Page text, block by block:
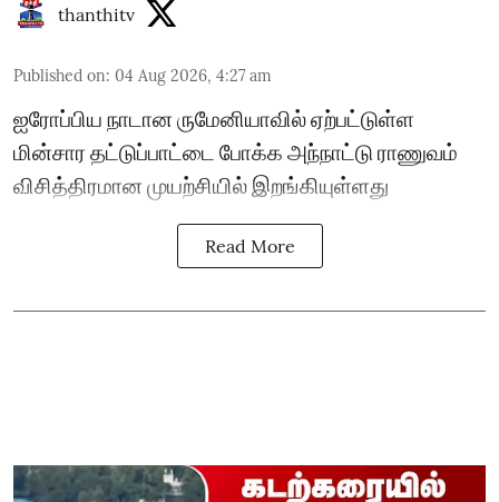
thanthitv
Published on: 04 Aug 2026, 4:27 am
ஐரோப்பிய நாடான ருமேனியாவில் ஏற்பட்டுள்ள
மின்சார தட்டுப்பாட்டை போக்க அந்நாட்டு ராணுவம்
விசித்திரமான முயற்சியில் இறங்கியுள்ளது
Read More